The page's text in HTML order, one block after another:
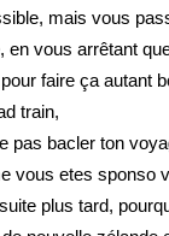
mais vous
en vous arrêtant
faire ça autant
train,
pas bacler ton
vous etes sponso
plus tard,